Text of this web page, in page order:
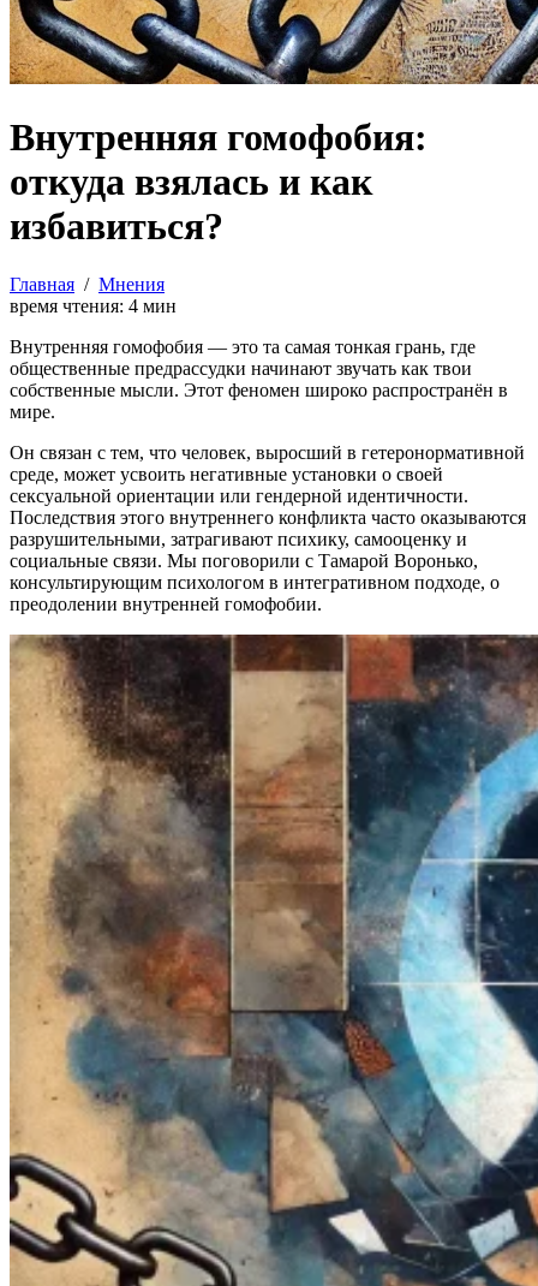
Внутренняя гомофобия:
откуда взялась и как
избавиться?
Главная / Мнения
время чтения: 4 мин
Внутренняя гомофобия — это та самая тонкая грань, где
общественные предрассудки начинают звучать как твои
собственные мысли. Этот феномен широко распространён в
мире.
Он связан с тем, что человек, выросший в гетеронормативной
среде, может усвоить негативные установки о своей
сексуальной ориентации или гендерной идентичности.
Последствия этого внутреннего конфликта часто оказываются
разрушительными, затрагивают психику, самооценку и
социальные связи. Мы поговорили с Тамарой Воронько,
консультирующим психологом в интегративном подходе, о
преодолении внутренней гомофобии.